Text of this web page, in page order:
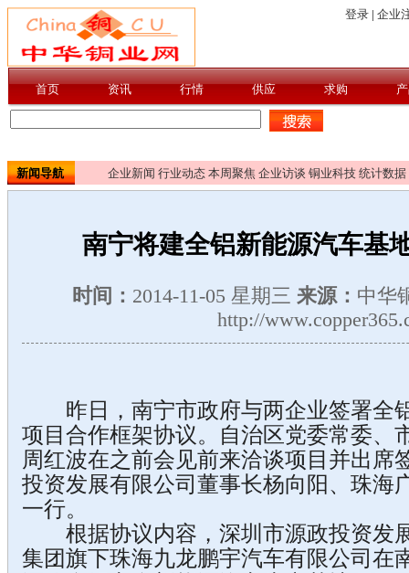
新闻导航 企业新闻 行业动态 本周聚焦 企业访谈 铜业科技 统计数据
南宁将建全铝新能源汽车基
时间： 2014-11-05 星期三 来源： 中华
http://
昨日，南宁市政府与两企业签署全
项目合作框架协议。自治区党委常委、
周红波在之前会见前来洽谈项目并出席
投资发展有限公司董事长杨向阳、珠海
一行。
根据协议内容，深圳市源政投资发
集团旗下珠海九龙鹏宇汽车有限公司在